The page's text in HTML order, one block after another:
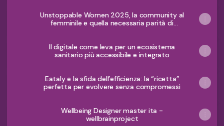
Unstoppable Women 2025, la community al
femminile e quella necessaria parità di
Il digitale come leva per un ecosistema
sanitario più accessibile e integrato
Eataly e la sfida dell’efficienza: la “ricetta”
perfetta per evolvere senza compromessi
Wellbeing Designer master ita -
wellbrainproject